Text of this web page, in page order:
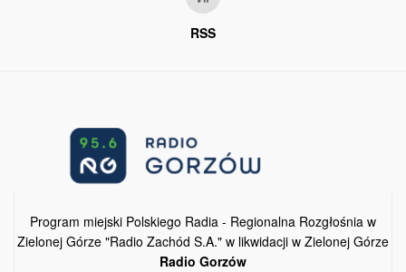
RSS
Program miejski Polskiego Radia - Regionalna Rozgłośnia w
Zielonej Górze "Radio Zachód S.A." w likwidacji w Zielonej Górze
Radio Gorzów